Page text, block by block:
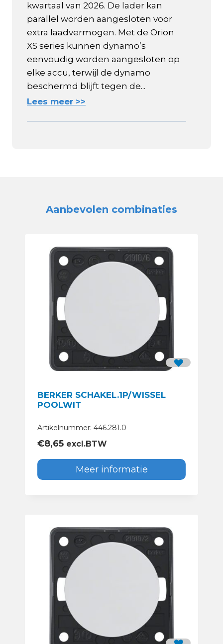
kwartaal van 2026. De lader kan
parallel worden aangesloten voor
extra laadvermogen. Met de Orion
XS series kunnen dynamo’s
eenvoudig worden aangesloten op
elke accu, terwijl de dynamo
beschermd blijft tegen de...
Lees meer >>
Aanbevolen combinaties
BERKER SCHAKEL.1P/WISSEL
POOLWIT
Artikelnummer: 446.281.0
€8,65 excl.BTW
Meer informatie